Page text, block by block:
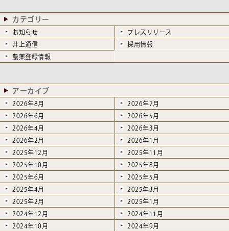
カテゴリー
お知らせ
プレスリリース
井上通信
採用情報
農薬登録情報
アーカイブ
2026年8月
2026年7月
2026年6月
2026年5月
2026年4月
2026年3月
2026年2月
2026年1月
2025年12月
2025年11月
2025年10月
2025年8月
2025年6月
2025年5月
2025年4月
2025年3月
2025年2月
2025年1月
2024年12月
2024年11月
2024年10月
2024年9月